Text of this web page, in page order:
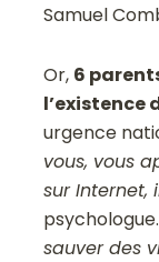
Samuel
Or, 6
l’existence
urgence
vous, vous
sur Internet,
sauver des